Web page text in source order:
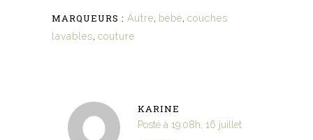
MARQUEURS : Autre, bébé, couches
lavables, couture
KARINE
Posté à 19:08h, 16 juillet